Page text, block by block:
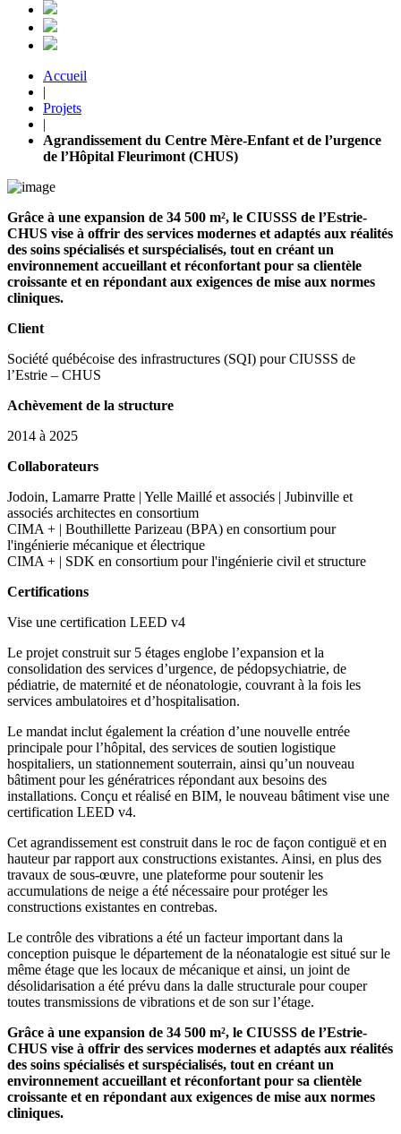
Accueil
|
Projets
|
Agrandissement du Centre Mère-Enfant et de l’urgence
de l’Hôpital Fleurimont (CHUS)
Grâce à une expansion de 34 500 m², le CIUSSS de l’Estrie-
CHUS vise à offrir des services modernes et adaptés aux réalités
des soins spécialisés et surspécialisés, tout en créant un
environnement accueillant et réconfortant pour sa clientèle
croissante et en répondant aux exigences de mise aux normes
cliniques.
Client
Société québécoise des infrastructures (SQI) pour CIUSSS de
l’Estrie – CHUS
Achèvement de la structure
2014 à 2025
Collaborateurs
Jodoin, Lamarre Pratte | Yelle Maillé et associés | Jubinville et
associés architectes en consortium
CIMA + | Bouthillette Parizeau (BPA) en consortium pour
l'ingénierie mécanique et électrique
CIMA + | SDK en consortium pour l'ingénierie civil et structure
Certifications
Vise une certification LEED v4
Le projet construit sur 5 étages englobe l’expansion et la
consolidation des services d’urgence, de pédopsychiatrie, de
pédiatrie, de maternité et de néonatologie, couvrant à la fois les
services ambulatoires et d’hospitalisation.
Le mandat inclut également la création d’une nouvelle entrée
principale pour l’hôpital, des services de soutien logistique
hospitaliers, un stationnement souterrain, ainsi qu’un nouveau
bâtiment pour les génératrices répondant aux besoins des
installations. Conçu et réalisé en BIM, le nouveau bâtiment vise une
certification LEED v4.
Cet agrandissement est construit dans le roc de façon contiguë et en
hauteur par rapport aux constructions existantes. Ainsi, en plus des
travaux de sous-œuvre, une plateforme pour soutenir les
accumulations de neige a été nécessaire pour protéger les
constructions existantes en contrebas.
Le contrôle des vibrations a été un facteur important dans la
conception puisque le département de la néonatalogie est situé sur le
même étage que les locaux de mécanique et ainsi, un joint de
désolidarisation a été prévu dans la dalle structurale pour couper
toutes transmissions de vibrations et de son sur l’étage.
Grâce à une expansion de 34 500 m², le CIUSSS de l’Estrie-
CHUS vise à offrir des services modernes et adaptés aux réalités
des soins spécialisés et surspécialisés, tout en créant un
environnement accueillant et réconfortant pour sa clientèle
croissante et en répondant aux exigences de mise aux normes
cliniques.